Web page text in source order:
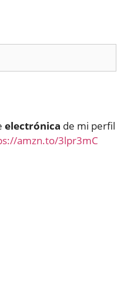
electrónica de mi perfil
amzn.to/3lpr3mC